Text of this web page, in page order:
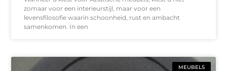
zomaar voor een interieurstijl, maar voor een
levensfilosofie waarin schoonheid, rust en ambacht
samenkomen. In een
MEUBELS